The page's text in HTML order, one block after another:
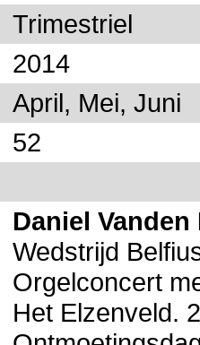
Trimestriel
2014
April, Mei, Juni
52
Daniel Vanden
Wedstrijd
Orgelconcert
Het Elzenveld. 2